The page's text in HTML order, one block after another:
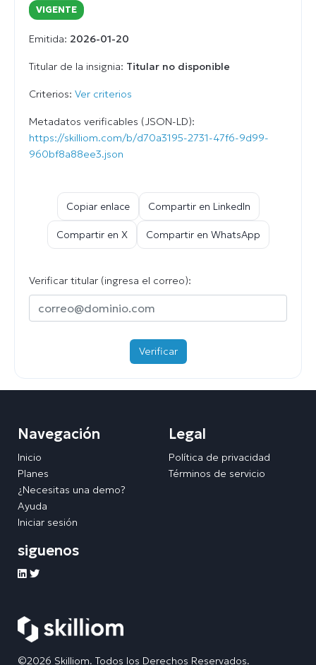
VIGENTE
Emitida: 2026-01-20
Titular de la insignia: Titular no disponible
Criterios: Ver criterios
Metadatos verificables (JSON-LD):
https://skilliom.com/b/d70a3195-2731-47f6-9d99-
960bf8a88ee3.json
Copiar enlace Compartir en LinkedIn
Compartir en X Compartir en WhatsApp
Verificar titular (ingresa el correo):
Verificar
©2026 Skilliom. Todos los Derechos Reservados.
Navegación
Inicio
Planes
¿Necesitas una demo?
Ayuda
Iniciar sesión
Legal
Política de privacidad
Términos de servicio
siguenos